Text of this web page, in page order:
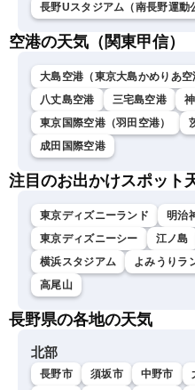
長野Uスタジアム（南長野運動
空港の天気（関東甲信）
大島空港（東京大島かめりあ空
八丈島空港
三宅島空港
東京国際空港（羽田空港）
成田国際空港
注目のお出かけスポット
東京ディズニーランド 明治
東京ディズニーシー
江ノ島
横浜スタジアム
よみうりラ
高尾山
長野県の各地の天気
北部
長野市 須坂市 中野市